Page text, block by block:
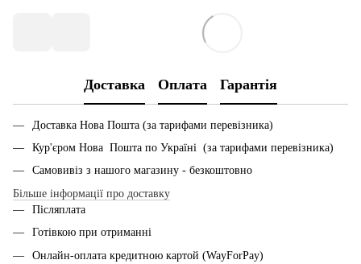
Доставка Оплата Гарантія
Доставка Нова Пошта (за тарифами перевізника)
Кур'єром Нова Пошта по Україні (за тарифами перевізника)
Самовивіз з нашого магазину - безкоштовно
Більше інформації про доставку
Післяплата
Готівкою при отриманні
Онлайн-оплата кредитною картой (WayForPay)